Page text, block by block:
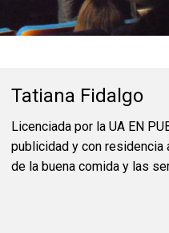
Tatiana Fidalgo
Licenciada por la UA EN
publicidad y con residencia
de la buena comida y las